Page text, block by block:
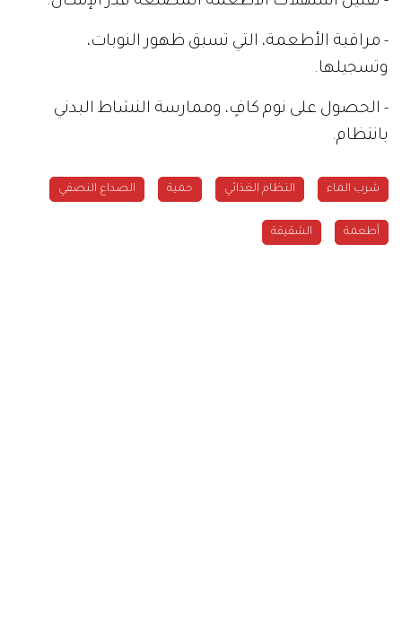
- مراقبة الأطعمة، التي تسبق ظهور النوبات،
وتسجيلها.
- الحصول على نوم كافٍ، وممارسة النشاط البدني
بانتظام.
شرب الماء النظام الغذائي حمية الصداع النصفي
أطعمة الشقيقة